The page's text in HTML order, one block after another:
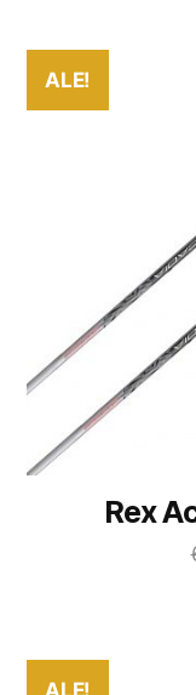
ALE!
Rex